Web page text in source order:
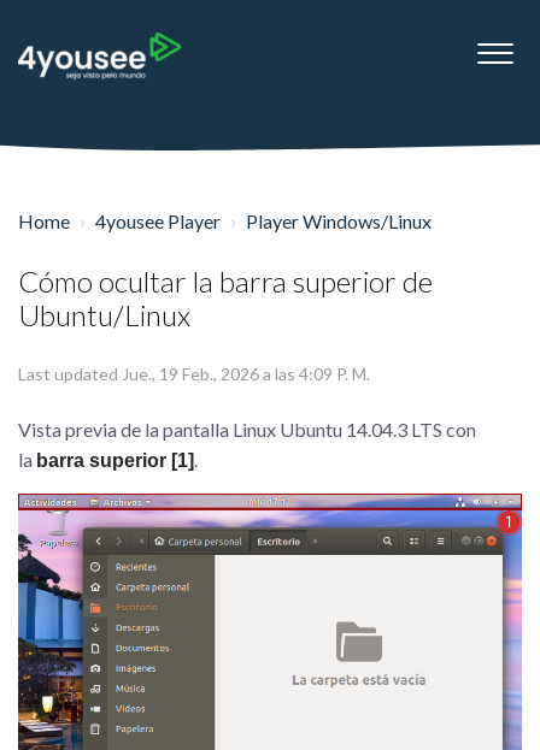
Home 4yousee Player Player Windows/Linux
Cómo ocultar la barra superior de
Ubuntu/Linux
Last updated Jue., 19 Feb., 2026 a las 4:09 P. M.
Vista previa de la pantalla Linux Ubuntu 14.04.3 LTS con
la barra superior [1].